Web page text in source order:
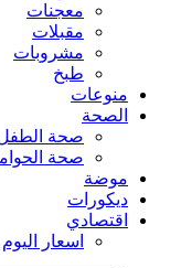
معجنات
مقبلات
مشروبات
طبخ
منوعات
الصحة
صحة
صحة
موضة
ديكورات
اقتصادي
اسعار اليوم